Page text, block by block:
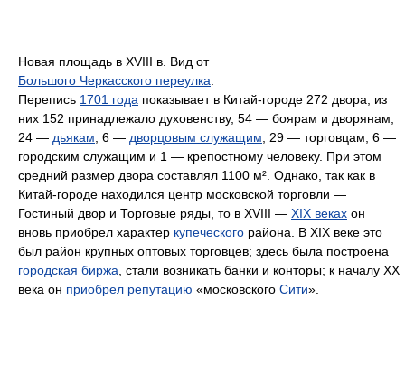
Новая площадь в XVIII в. Вид от
Большого Черкасского переулка
Перепись 1701 года показывает в Китай-городе 272 двора, из
них 152 принадлежало духовенству, 54 — боярам и дворянам,
24 — дьякам , 6 — дворцовым служащим , 29 — торговцам, 6 —
городским служащим и 1 — крепостному человеку. При этом
средний размер двора составлял 1100 м². Однако, так как в
Китай-городе находился центр московской торговли —
Гостиный двор и Торговые ряды, то в XVIII — XIX веках он
вновь приобрел характер купеческого района. В XIX веке это
был район крупных оптовых торговцев; здесь была построена
городская биржа , стали возникать банки и конторы; к началу XX
века он приобрел репутацию «московского Сити».